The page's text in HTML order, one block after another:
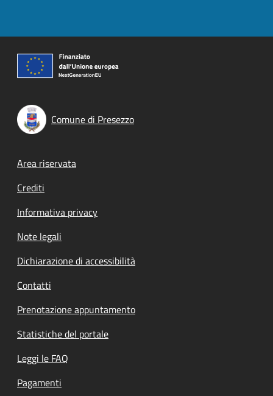
Comune di Presezzo
Footer menu
Area riservata
Crediti
Informativa privacy
Note legali
Dichiarazione di accessibilità
Contatti
Prenotazione appuntamento
Statistiche del portale
Leggi le FAQ
Pagamenti